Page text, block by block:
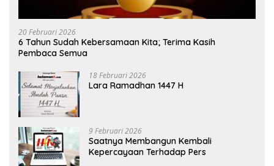
20 Februari 2026
6 Tahun Sudah Kebersamaan Kita; Terima Kasih
Pembaca Semua
18 Februari 2026
Lara Ramadhan 1447 H
9 Februari 2026
Saatnya Membangun Kembali
Kepercayaan Terhadap Pers